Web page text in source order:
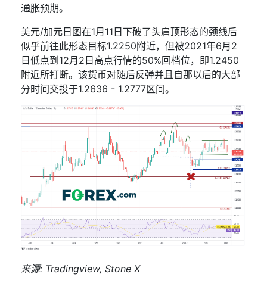
通胀预期。
美元/加元日图在1月 11 日下破了头肩顶形态的颈线后
似乎前往此形态目标1.2250附近，但被2021年6月 2
日低点到 12月 2 日高点行情的50%回档位，即1.2450
附近所打断。该货币对随后反弹并且自那以后的大部
分时间交投于1.2636 - 1.2777区间。
来源: Tradingview, Stone X